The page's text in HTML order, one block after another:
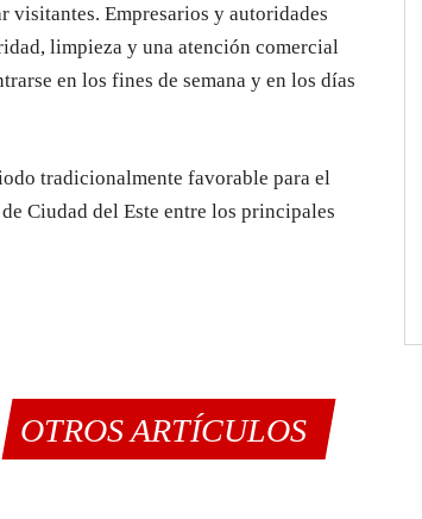
visitantes. Empresarios y autoridades
limpieza y una atención comercial
en los fines de semana y en los días
tradicionalmente favorable para el
Ciudad del Este entre los principales
OTROS ARTÍCULOS